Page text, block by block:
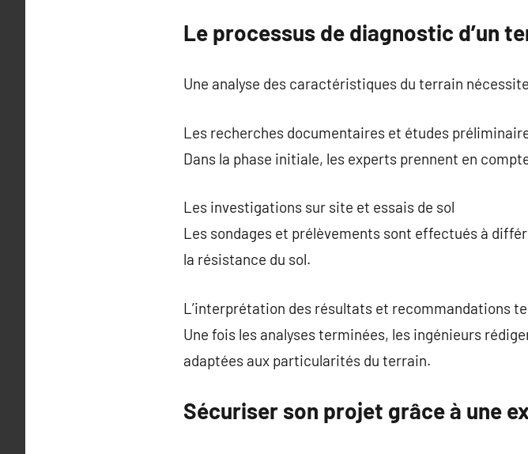
Le processus de diagnostic d’un
Une analyse des caractéristiques du terrain
Les recherches documentaires et études
Dans la phase initiale, les experts prennent en
Les investigations sur site et essais de sol
Les sondages et prélèvements sont effectués à
la résistance du sol.
L’interprétation des résultats et recommandations
Une fois les analyses terminées, les ingénieurs
adaptées aux particularités du terrain.
Sécuriser son projet grâce à une